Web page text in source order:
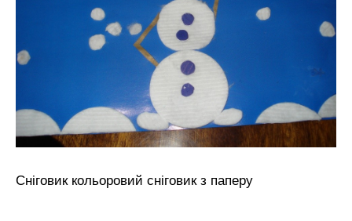
Сніговик кольоровий сніговик з паперу